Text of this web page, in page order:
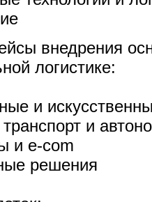
внедрения
логистике:
и
и
и e-com
решения